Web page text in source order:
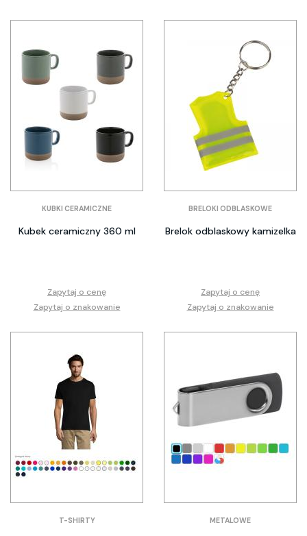
KUBKI CERAMICZNE
Kubek ceramiczny 360 ml
Zapytaj o cenę
Zapytaj o znakowanie
BRELOKI ODBLASKOWE
Brelok odblaskowy kamizelka
Zapytaj o cenę
Zapytaj o znakowanie
T-SHIRTY METALOWE